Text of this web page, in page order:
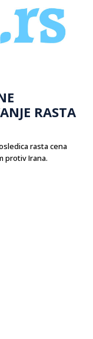
RASTA
rasta cena
protiv Irana.